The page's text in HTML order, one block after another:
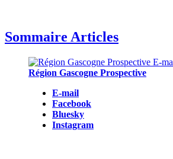
Sommaire Articles
Région Gascogne Prospective
E-mail
Facebook
Bluesky
Instagram